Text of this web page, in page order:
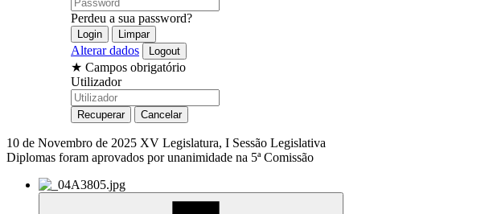
Perdeu a sua password?
Alterar dados
★ Campos obrigatório
Utilizador
10 de Novembro de 2025 XV Legislatura, I Sessão Legislativa
Diplomas foram aprovados por unanimidade na 5ª Comissão